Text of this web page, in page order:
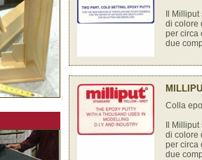
Il
di colore
per circa
due
Colla
Il
di colore
per circa
due